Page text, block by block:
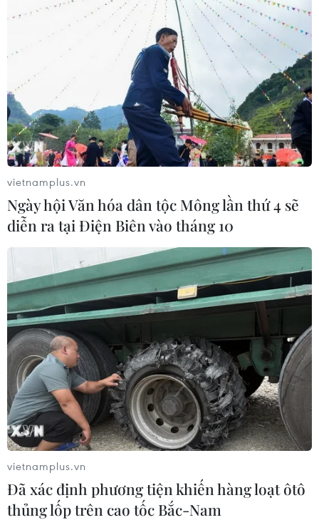
vietnamplus.vn
Ngày hội Văn hóa dân tộc Mông lần thứ 4 sẽ
diễn ra tại Điện Biên vào tháng 10
vietnamplus.vn
Đã xác định phương tiện khiến hàng loạt ôtô
thủng lốp trên cao tốc Bắc-Nam